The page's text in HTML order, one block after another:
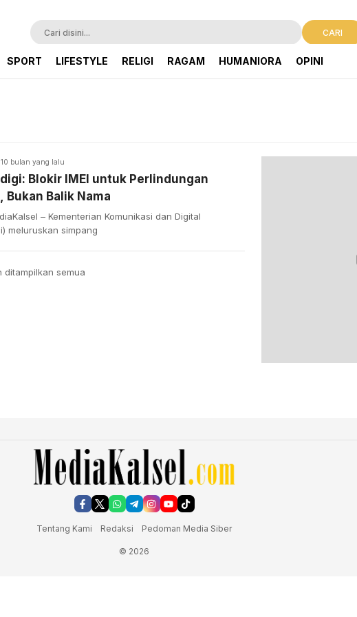
CARI
SPORT LIFESTYLE RELIGI RAGAM HUMANIORA OPINI
10 bulan yang lalu
Blokir IMEI untuk Perlindungan
Bukan Balik Nama
– Kementerian Komunikasi dan Digital
meluruskan simpang
ditampilkan semua
Tentang Kami Redaksi Pedoman Media Siber
© 2026